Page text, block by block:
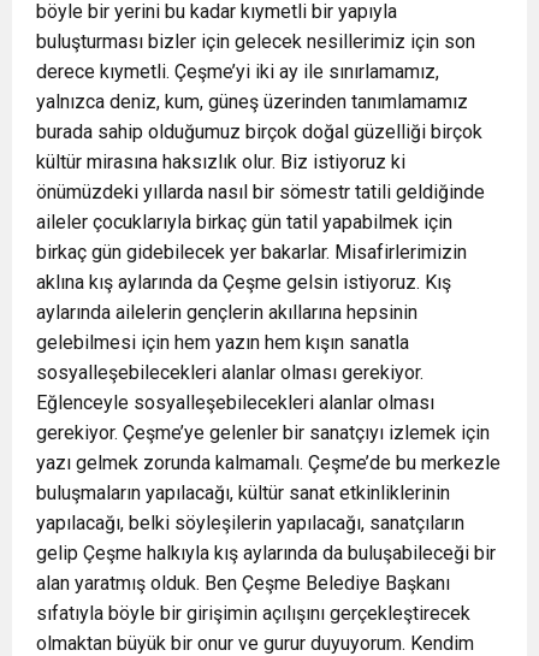
böyle bir yerini bu kadar kıymetli bir yapıyla
buluşturması bizler için gelecek nesillerimiz için son
derece kıymetli. Çeşme’yi iki ay ile sınırlamamız,
yalnızca deniz, kum, güneş üzerinden tanımlamamız
burada sahip olduğumuz birçok doğal güzelliği birçok
kültür mirasına haksızlık olur. Biz istiyoruz ki
önümüzdeki yıllarda nasıl bir sömestr tatili geldiğinde
aileler çocuklarıyla birkaç gün tatil yapabilmek için
birkaç gün gidebilecek yer bakarlar. Misafirlerimizin
aklına kış aylarında da Çeşme gelsin istiyoruz. Kış
aylarında ailelerin gençlerin akıllarına hepsinin
gelebilmesi için hem yazın hem kışın sanatla
sosyalleşebilecekleri alanlar olması gerekiyor.
Eğlenceyle sosyalleşebilecekleri alanlar olması
gerekiyor. Çeşme’ye gelenler bir sanatçıyı izlemek için
yazı gelmek zorunda kalmamalı. Çeşme’de bu merkezle
buluşmaların yapılacağı, kültür sanat etkinliklerinin
yapılacağı, belki söyleşilerin yapılacağı, sanatçıların
gelip Çeşme halkıyla kış aylarında da buluşabileceği bir
alan yaratmış olduk. Ben Çeşme Belediye Başkanı
sıfatıyla böyle bir girişimin açılışını gerçekleştirecek
olmaktan büyük bir onur ve gurur duyuyorum. Kendim